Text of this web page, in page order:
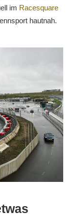
im Racesquare
hautnah.